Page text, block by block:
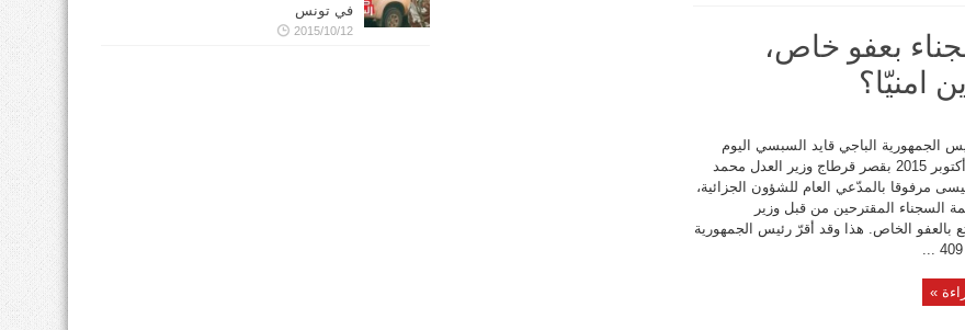
بعفو خاص،
امنيّا؟
الجمهورية الباجي قايد السبسي اليوم
الثلاثاء 13 أكتوبر 2015 بقصر قرطاج وزير العدل محمد
مرفوقا بالمدّعي العام للشؤون الجزائية،
السجناء المقترحين من قبل وزير
بالعفو الخاص. هذا وقد أقرّ رئيس الجمهورية
»
في تونس
2015/10/12